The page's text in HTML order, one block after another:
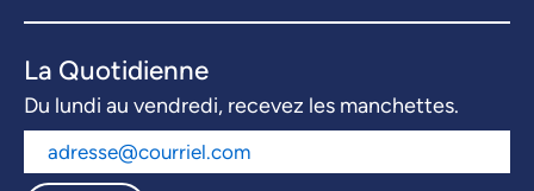
La Quotidienne
Du lundi au vendredi, recevez les manchettes.